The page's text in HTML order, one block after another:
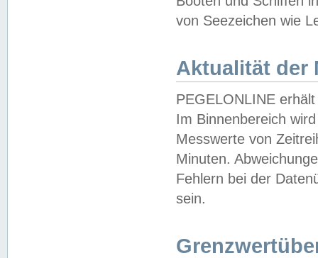
von Seezeichen wie
Aktualität der
PEGELONLINE
Im Binnenbereich
Messwerte von
Minuten.
Fehlern bei der
sein.